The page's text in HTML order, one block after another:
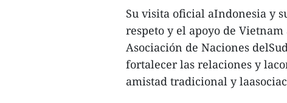
Su visita oficial aIndonesia y
respeto y el apoyo de
Asociación de Naciones
fortalecer las relaciones y
amistad tradicional y